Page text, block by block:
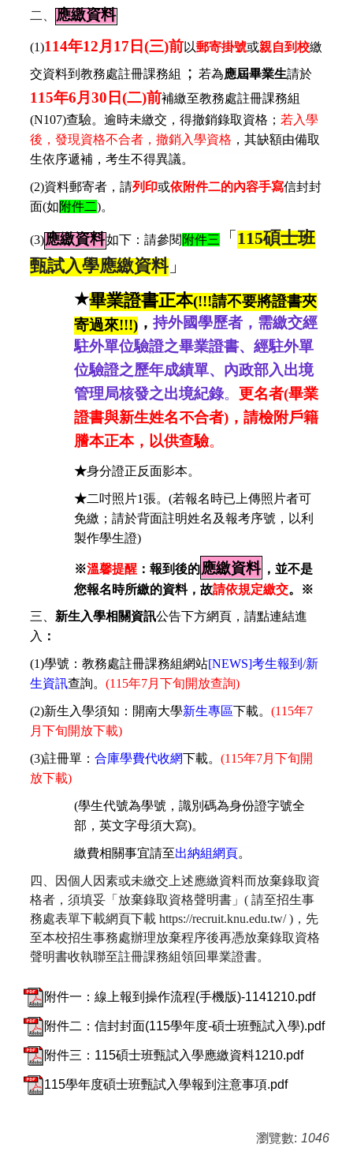
二、 應繳資料
(1)114年12月 17 日(三)前以郵寄掛號或親自到校繳
交資料到教務處註冊課務組
； 若為應屆畢業生請於
115年6月 30 日(二)前補繳至教務處註冊課務組
(N107)查驗。逾時未繳交，得撤銷錄取資格； 若入學
後，發現資格不合者，撤銷入學資格 ，其缺額由備取
生依序遞補，考生不得異議。
(2)資料郵寄者，請列印或依附件二的內容手寫信封封
面(如附件二)。
(3)應繳資料如下：請參閱 附件三「 115碩士班
甄試入學應繳資料 」
★畢業證書正本(!!!請不要將證書夾
寄過來!!!) ， 持外國學歷者，需繳交經
駐外單位驗證之畢業證書、經駐外單
位驗證之歷年成績單、內政部入出境
管理局核發之出境紀錄。 更名者(畢業
證書與新生姓名不合者)，請檢附戶籍
謄本正本，以供查驗。
★身分證正反面影本。
★二吋照片1張。 (若報名時已上傳照片者可
免繳；請於背面註明姓名及報考序號，以利
製作學生證)
※溫馨提醒 ：報到後的應繳資料 ，並不是
您報名時所繳的資料，故請依規定繳交。※
三、 新生入學相關資訊公告下方網頁，請點連結進
入 ：
(1)學號：教務處註冊課務組網站[NEWS]考生報到 /新
生資訊查詢。 (115年7月 下旬開放查詢)
(2)新生入學須知：開南大學新生專區下載。 (115年7
月下旬開放下載)
(3)註冊單： 合庫學費代收網下載。 (115年7月 下旬開
放下載)
(學生代號為學號，識別碼為身份證字號全
部，英文字母須大寫)。
繳費相關事宜請至出納組網頁。
四、因個人因素或未繳交上述應繳資料而放棄錄取資
格者，須填妥「放棄錄取資格聲明書」( 請至招生事
務處表單下載網頁下載 https://recruit.knu.edu.tw/ )，先
至本校招生事務處辦理放棄程序後再憑放棄錄取資格
聲明書收執聯至註冊課務組領回畢業證書。
附件一：線上報到操作流程(手機版)-1141210.pdf
附件二：信封封面(115學年度-碩士班甄試入學).pdf
附件三：115碩士班甄試入學應繳資料1210.pdf
115學年度碩士班甄試入學報到注意事項.pdf
瀏覽數: 1046